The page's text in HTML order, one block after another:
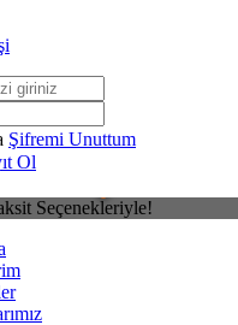
Şifremi Unuttum
Ol
Seçenekleriyle!